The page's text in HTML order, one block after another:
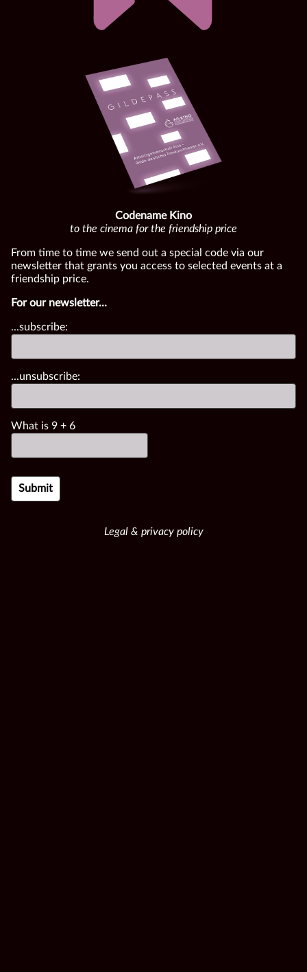
Codename Kino
to the cinema for the friendship price
From time to time we send out a special code via our
newsletter that grants you access to selected events at a
friendship price.
For our newsletter...
...subscribe:
...unsubscribe:
What is 9 + 6
Legal & privacy policy